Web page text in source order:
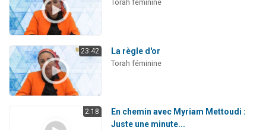
Torah féminine
23:42 La règle d'or
Torah féminine
2:18
En chemin avec Myriam Mettoudi :
Juste une minute...